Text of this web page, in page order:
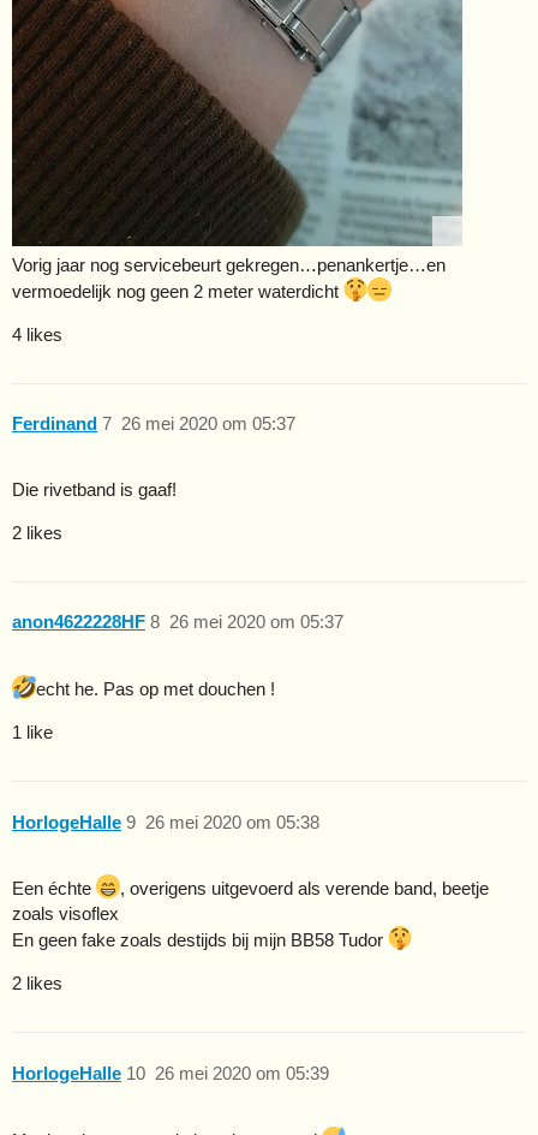
Vorig jaar nog servicebeurt gekregen…penankertje…en
vermoedelijk nog geen 2 meter waterdicht
4 likes
Ferdinand 26 mei 2020 om 05:37
7
Die rivetband is gaaf!
2 likes
anon4622228HF 26 mei 2020 om 05:37
8
echt he. Pas op met douchen !
1 like
HorlogeHalle 26 mei 2020 om 05:38
9
Een échte
, overigens uitgevoerd als verende band, beetje
zoals visoflex
En geen fake zoals destijds bij mijn BB58 Tudor
2 likes
HorlogeHalle 26 mei 2020 om 05:39
10